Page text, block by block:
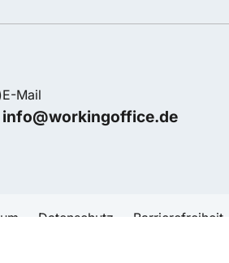
E-Mail
info@workingoffice.de
Datenschutz Barrierefreiheit